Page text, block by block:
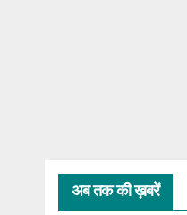
अब तक की ख़बरें